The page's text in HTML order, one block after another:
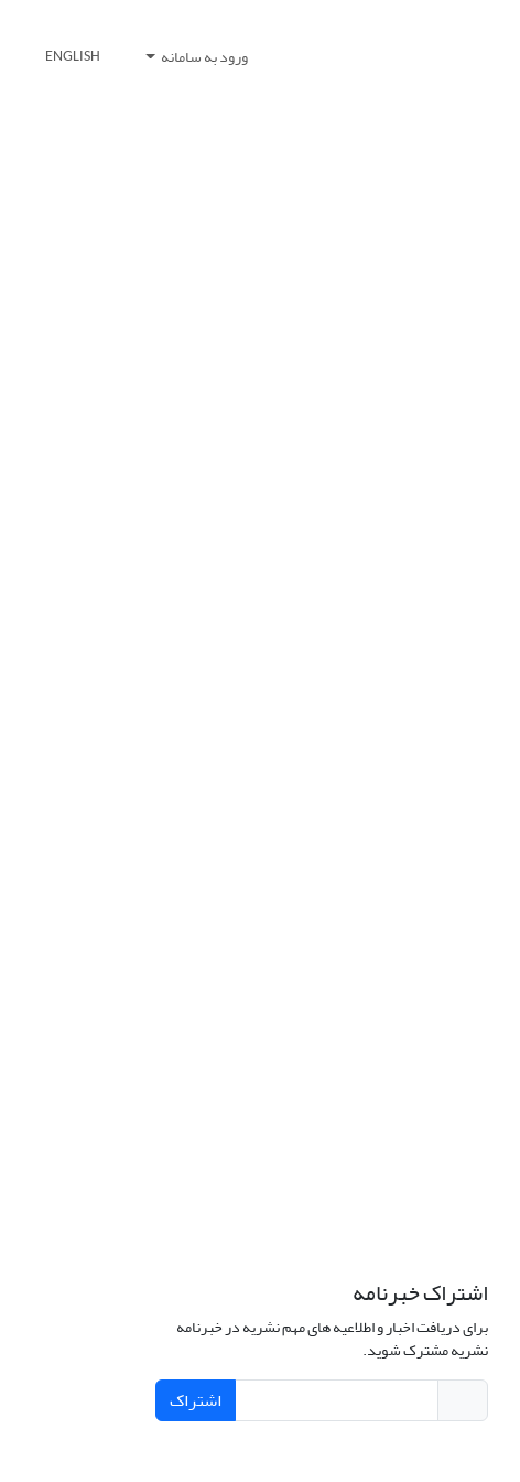
ورود به سامانه ENGLISH
اشتراک خبرنامه
برای دریافت اخبار و اطلاعیه های مهم نشریه در خبرنامه
نشریه مشترک شوید.
اشتراک